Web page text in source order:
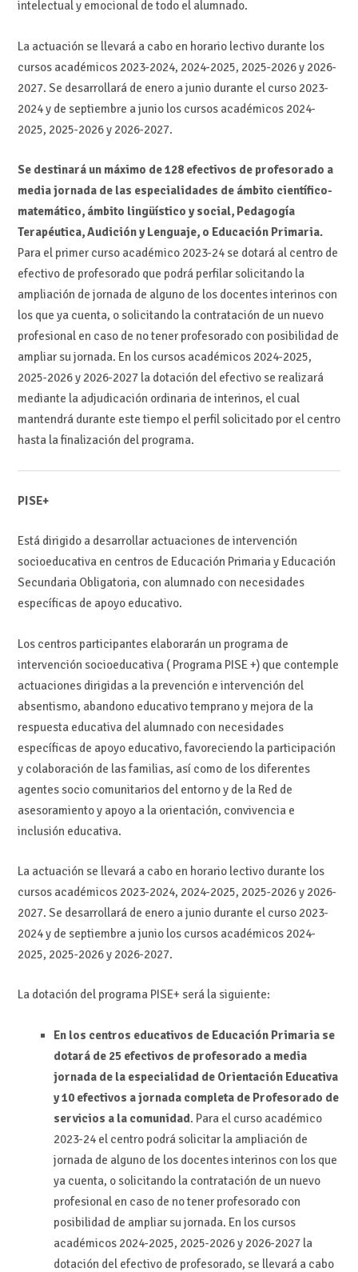
intelectual y emocional de todo el alumnado.
La actuación se llevará a cabo en horario lectivo durante los
cursos académicos 2023-2024, 2024-2025, 2025-2026 y 2026-
2027. Se desarrollará de enero a junio durante el curso 2023-
2024 y de septiembre a junio los cursos académicos 2024-
2025, 2025-2026 y 2026-2027.
Se destinará un máximo de 128 efectivos de profesorado a
media jornada de las especialidades de ámbito científico-
matemático, ámbito lingüístico y social, Pedagogía
Terapéutica, Audición y Lenguaje, o Educación Primaria.
Para el primer curso académico 2023-24 se dotará al centro de
efectivo de profesorado que podrá perfilar solicitando la
ampliación de jornada de alguno de los docentes interinos con
los que ya cuenta, o solicitando la contratación de un nuevo
profesional en caso de no tener profesorado con posibilidad de
ampliar su jornada. En los cursos académicos 2024-2025,
2025-2026 y 2026-2027 la dotación del efectivo se realizará
mediante la adjudicación ordinaria de interinos, el cual
mantendrá durante este tiempo el perfil solicitado por el centro
hasta la finalización del programa.
PISE+
Está dirigido a desarrollar actuaciones de intervención
socioeducativa en centros de Educación Primaria y Educación
Secundaria Obligatoria, con alumnado con necesidades
específicas de apoyo educativo.
Los centros participantes elaborarán un programa de
intervención socioeducativa ( Programa PISE +) que contemple
actuaciones dirigidas a la prevención e intervención del
absentismo, abandono educativo temprano y mejora de la
respuesta educativa del alumnado con necesidades
específicas de apoyo educativo, favoreciendo la participación
y colaboración de las familias, así como de los diferentes
agentes socio comunitarios del entorno y de la Red de
asesoramiento y apoyo a la orientación, convivencia e
inclusión educativa.
La actuación se llevará a cabo en horario lectivo durante los
cursos académicos 2023-2024, 2024-2025, 2025-2026 y 2026-
2027. Se desarrollará de enero a junio durante el curso 2023-
2024 y de septiembre a junio los cursos académicos 2024-
2025, 2025-2026 y 2026-2027.
La dotación del programa PISE+ será la siguiente:
En los centros educativos de Educación Primaria se
dotará de 25 efectivos de profesorado a media
jornada de la especialidad de Orientación Educativa
y 10 efectivos a jornada completa de Profesorado de
servicios a la comunidad. Para el curso académico
2023-24 el centro podrá solicitar la ampliación de
jornada de alguno de los docentes interinos con los que
ya cuenta, o solicitando la contratación de un nuevo
profesional en caso de no tener profesorado con
posibilidad de ampliar su jornada. En los cursos
académicos 2024-2025, 2025-2026 y 2026-2027 la
dotación del efectivo de profesorado, se llevará a cabo